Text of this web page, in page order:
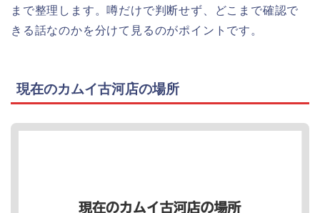
まで整理します。噂だけで判断せず、どこまで確認で
きる話なのかを分けて見るのがポイントです。
現在のカムイ古河店の場所